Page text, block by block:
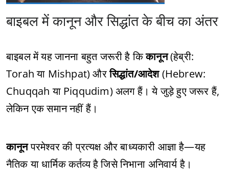
बाइबल में कानून और सिद्धांत के बीच का अंतर
बाइबल में यह जानना बहुत जरूरी है किकानून(हेब्री:
Torah या Mishpat) औरसिद्धांत/आदेश(Hebrew:
Chuqqah या Piqqudim) अलग हैं। ये जुड़े हुए जरूर हैं,
लेकिन एक समान नहीं हैं।
कानूनपरमेश्वर की प्रत्यक्ष और बाध्यकारी आज्ञा है—यह
नैतिक या धार्मिक कर्तव्य है जिसे निभाना अनिवार्य है।